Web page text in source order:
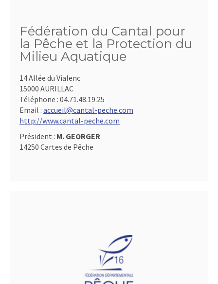
Fédération du Cantal pour
la Pêche et la Protection du
Milieu Aquatique
14 Allée du Vialenc
15000 AURILLAC
Téléphone : 04.71.48.19.25
Email : accueil@cantal-peche.com
http://www.cantal-peche.com
Président : M. GEORGER
14250 Cartes de Pêche